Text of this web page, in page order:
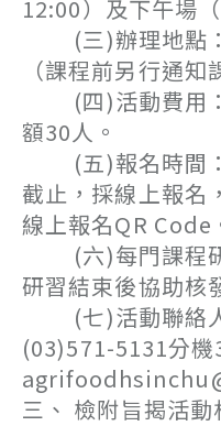
12:00）及下午場
(三)辦理地點：
（課程前另行通知
(四)活動費用：
額30人。
(五)報名時間：
截止，採線上報名
線上報名QR Code
(六)每門課程研
研習結束後協助核
(七)活動聯絡人
(03)571-5131分機
三、 檢附旨揭活動